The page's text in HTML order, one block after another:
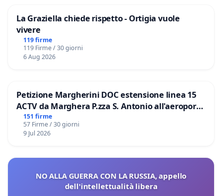
La Graziella chiede rispetto - Ortigia vuole
vivere
119 firme
119 Firme / 30 giorni
6 Aug 2026
Petizione Margherini DOC estensione linea 15
ACTV da Marghera P.zza S. Antonio all'aeroporto
Marco Polo tariffa a € 1,50
151 firme
57 Firme / 30 giorni
9 Jul 2026
NO ALLA GUERRA CON LA RUSSIA, appello
dell'intellettualità libera